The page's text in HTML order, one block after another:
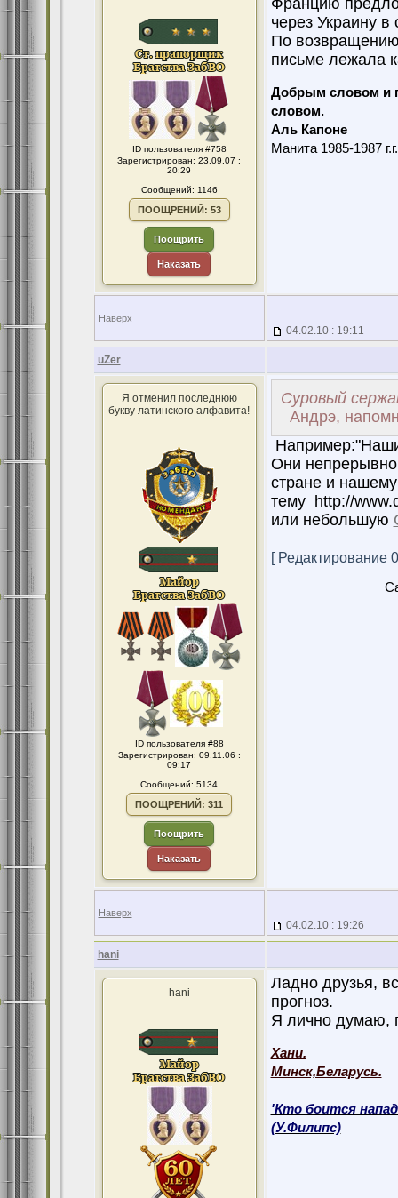
ID пользователя #758
Зарегистрирован: 23.09.07 :
20:29
Сообщений: 1146
ПООЩРЕНИЙ: 53
Поощрить
Наказать
Францию
через Украину в
По
письме лежала
Добрым словом и
словом.
Аль Капоне
Манита 1985-1987
Наверх
04.02.10 : 19:11
uZer
Я отменил последнюю
букву латинского алфавита!
ID пользователя #88
Зарегистрирован: 09.11.06 :
09:17
Сообщений: 5134
ПООЩРЕНИЙ: 311
Поощрить
Наказать
Суровый
Андрэ,
Они
стране и
тему http://
или небольшую
[ Редактирование
Наверх
04.02.10 : 19:26
hani
hani
Ладно друзья,
прогноз.
Я лично думаю,
Хани.
Минск,Беларусь.
'Кто боится
(У.Филипс)